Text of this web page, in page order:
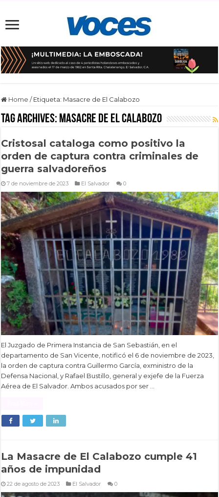
Home / Etiqueta: Masacre de El Calabozo
Tag Archives: Masacre de El Calabozo
Cristosal cataloga como positivo la
orden de captura contra criminales de
guerra salvadoreños
7 de noviembre de 2023 El Salvador 0
El Juzgado de Primera Instancia de San Sebastián, en el
departamento de San Vicente, notificó el 6 de noviembre de 2023,
la orden de captura contra Guillermo García, exministro de la
Defensa Nacional, y Rafael Bustillo, general y exjefe de la Fuerza
Aérea de El Salvador. Ambos acusados por ser …
La Masacre de El Calabozo cumple 41
años de impunidad
22 de agosto de 2023 El Salvador 0